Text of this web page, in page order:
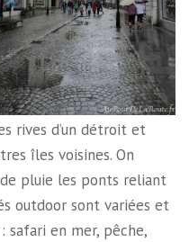
rives d’un détroit et
îles voisines. On
pluie les ponts reliant
outdoor sont variées et
safari en mer, pêche,